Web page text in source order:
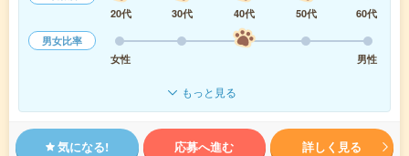
20代
30代 40代 50代
60代
男女比率
女性
男性
もっと見る
気になる! 応募へ進む 詳しく見る